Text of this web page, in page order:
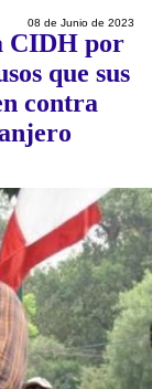
08 de Junio de 2023
CIDH por
que sus
contra